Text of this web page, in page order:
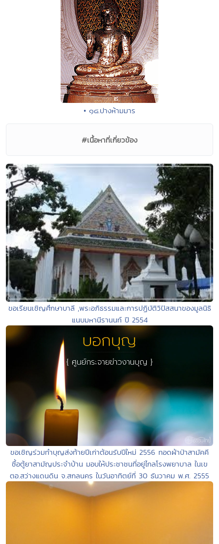
• ๑๘.ปางห้ามมาร
#เนื้อหาที่เกี่ยวข้อง
ขอเรียนเชิญศึกษาบาลี ,พระอภิธรรมและการปฏิบัติวิปัสสนาของมูลนิธิ
แนบมหานีรานนท์ ปี 2554
ขอเชิญร่วมทำบุญส่งท้ายปีเก่าต้อนรับปีใหม่ 2556 ทอดผ้าป่าสามัคคี
ซื้อตู้ยาสามัญประจำบ้าน มอบให้ประชาชนที่อยู่ไกลโรงพยาบาล ในเข
ตอ.สว่างแดนดิน จ.สกลนคร ในวันอาทิตย์ที่ 30 ธันวาคม พ.ศ. 2555